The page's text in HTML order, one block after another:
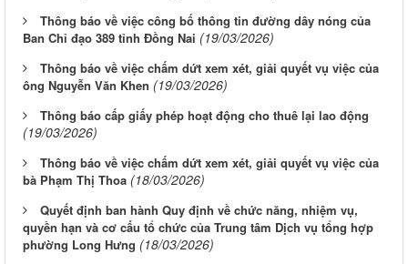
Thông báo về việc công bố thông tin đường dây nóng của
Ban Chỉ đạo 389 tỉnh Đồng Nai (19/03/2026)
Thông báo về việc chấm dứt xem xét, giải quyết vụ việc của
ông Nguyễn Văn Khen (19/03/2026)
Thông báo cấp giấy phép hoạt động cho thuê lại lao động
(19/03/2026)
Thông báo về việc chấm dứt xem xét, giải quyết vụ việc của
bà Phạm Thị Thoa (18/03/2026)
Quyết định ban hành Quy định về chức năng, nhiệm vụ,
quyền hạn và cơ cấu tổ chức của Trung tâm Dịch vụ tổng hợp
phường Long Hưng (18/03/2026)